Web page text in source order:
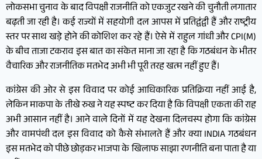
लोकसभा चुनाव के बाद विपक्षी राजनीति को एकजुट रखने की चुनौती लगातार
बढ़ती जा रही है। कई राज्यों में सहयोगी दल आपस में प्रतिद्वंद्वी हैं और राष्ट्रीय
स्तर पर साथ खड़े होने की कोशिश कर रहे हैं। ऐसे में राहुल गांधी और CPI(M)
के बीच ताजा टकराव इस बात का संकेत माना जा रहा है कि गठबंधन के भीतर
वैचारिक और राजनीतिक मतभेद अभी भी पूरी तरह खत्म नहीं हुए हैं।
कांग्रेस की ओर से इस विवाद पर कोई आधिकारिक प्रतिक्रिया नहीं आई है,
लेकिन माकपा के तीखे रुख ने यह स्पष्ट कर दिया है कि विपक्षी एकता की राह
अभी आसान नहीं है। आने वाले दिनों में यह देखना दिलचस्प होगा कि कांग्रेस
और वामपंथी दल इस विवाद को कैसे संभालते हैं और क्या INDIA गठबंधन
इस मतभेद को पीछे छोड़कर भाजपा के खिलाफ साझा रणनीति बना पाता है या